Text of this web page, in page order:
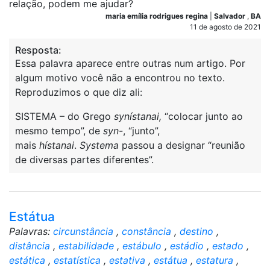
relação, podem me ajudar?
maria emília rodrigues regina Salvador , BA
11 de agosto de 2021
Resposta:
Essa palavra aparece entre outras num artigo. Por
algum motivo você não a encontrou no texto.
Reproduzimos o que diz ali:
SISTEMA – do Grego synístanai, “colocar junto ao
mesmo tempo”, de syn-, “junto”,
mais hístanai. Systema passou a designar “reunião
de diversas partes diferentes”.
Estátua
Palavras: circunstância , constância , destino ,
distância , estabilidade , estábulo , estádio , estado ,
estática , estatística , estativa , estátua , estatura ,